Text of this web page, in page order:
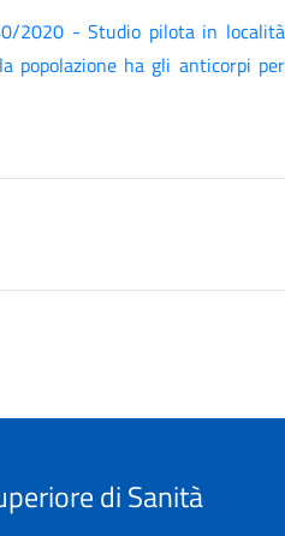
2020 - Studio pilota in località
popolazione ha gli anticorpi per
di Sanità